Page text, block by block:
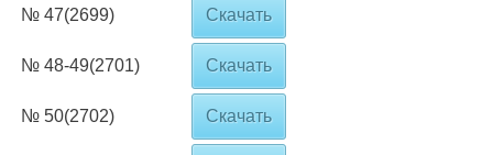
№ 47(2699) Скачать
№ 48-49(2701) Скачать
№ 50(2702) Скачать